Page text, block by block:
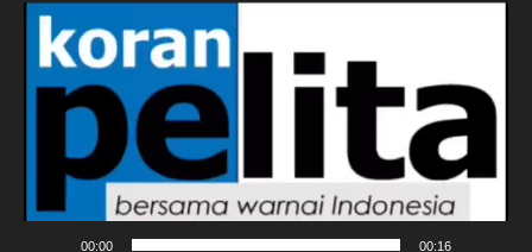
Pemutar
Video
00:00 00:16